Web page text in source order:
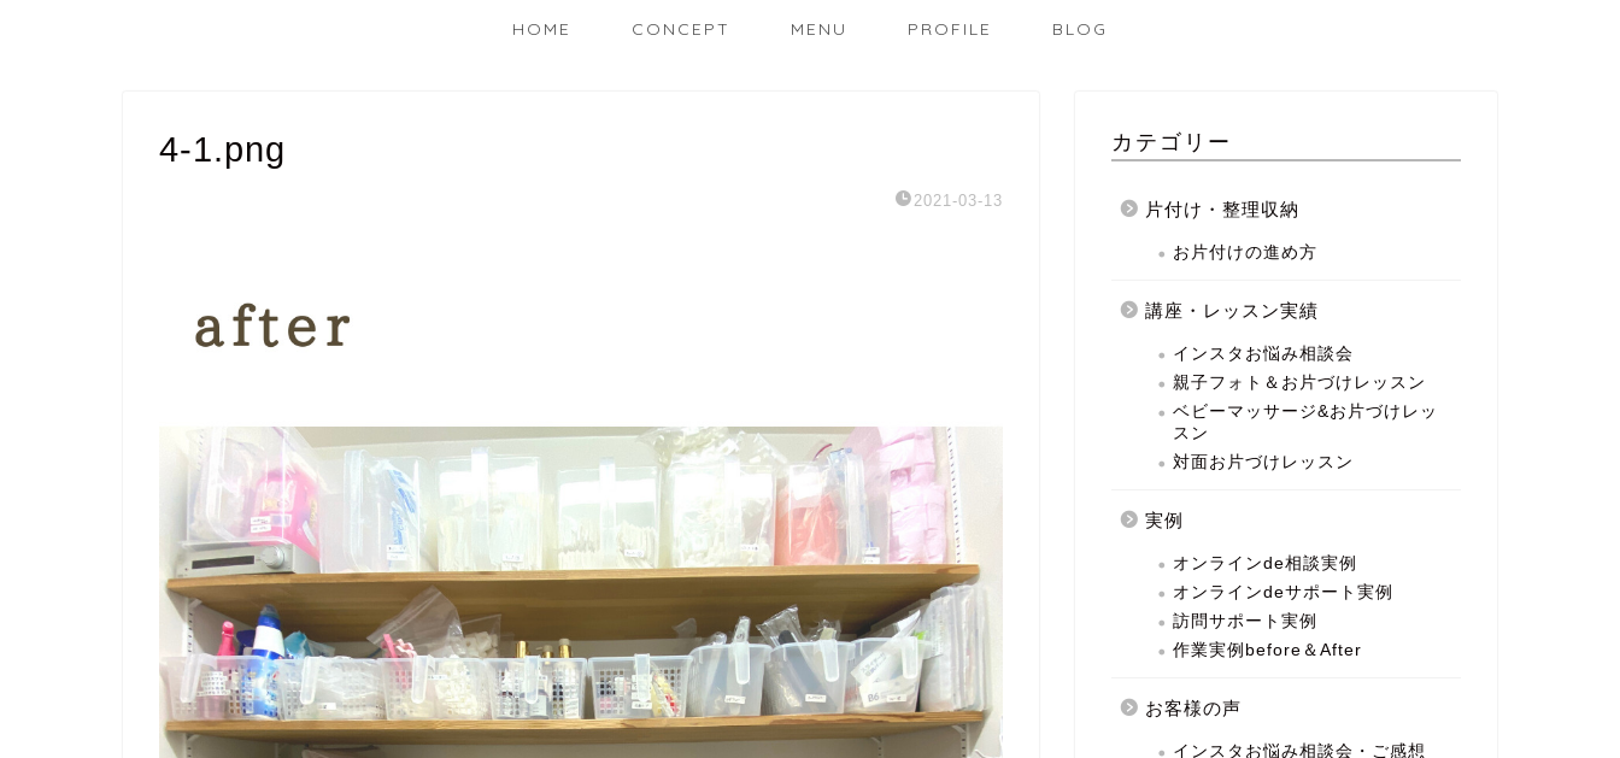
HOME CONCEPT MENU PROFILE BLOG
4-1.png
2021-03-13
カテゴリー
片付け・整理収納
お片付けの進め方
講座・レッスン実績
インスタお悩み相談会
親子フォト＆お片づけレッスン
ベビーマッサージ&お片づけレッ
スン
対面お片づけレッスン
実例
オンラインde相談実例
オンラインdeサポート実例
訪問サポート実例
作業実例before＆After
お客様の声
インスタお悩み相談会・ご感想